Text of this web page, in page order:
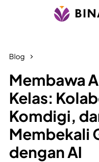
Blog
Membawa
Kelas:
Komdigi,
Membekali
dengan AI